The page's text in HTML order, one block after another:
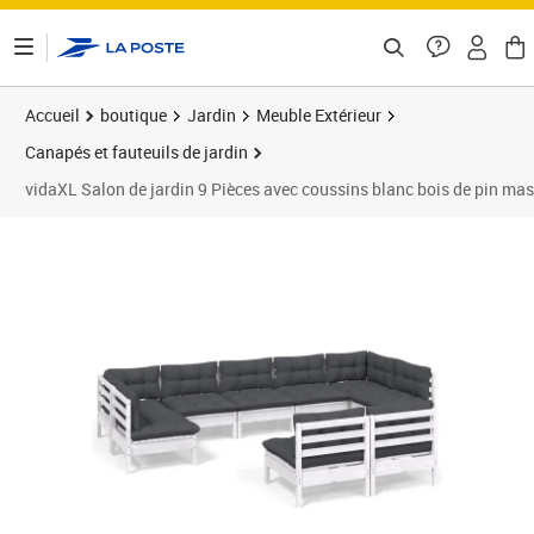
Accueil boutique Jardin
Meuble Extérieur
Canapés et fauteuils de jardin
vidaXL Salon de jardin 9 Pièces avec coussins blanc bois de pin